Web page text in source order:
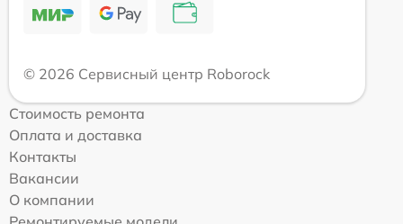
© 2026 Сервисный центр Roborock
Стоимость ремонта
Оплата и доставка
Контакты
Вакансии
О компании